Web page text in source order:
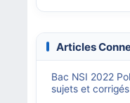
Articles
Bac NSI 2022
sujets et